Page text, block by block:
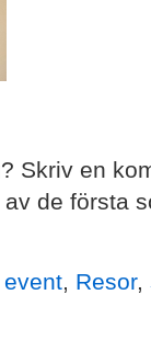
Skriv en
de första
event, Resor,